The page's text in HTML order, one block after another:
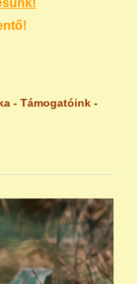
- Támogatóink-